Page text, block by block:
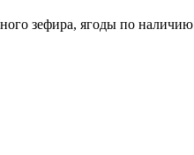
зефира, ягоды по